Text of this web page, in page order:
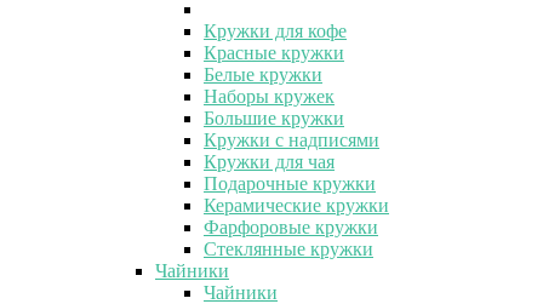
Кружки для кофе
Красные кружки
Белые кружки
Наборы кружек
Большие кружки
Кружки с надписями
Кружки для чая
Подарочные кружки
Керамические кружки
Фарфоровые кружки
Стеклянные кружки
Чайники
Чайники